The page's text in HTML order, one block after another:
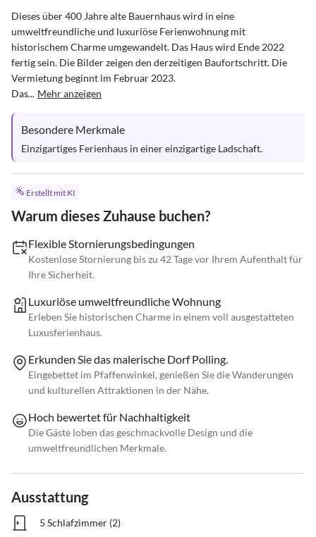
Dieses über 400 Jahre alte Bauernhaus wird in eine
umweltfreundliche und luxuriöse Ferienwohnung mit
historischem Charme umgewandelt. Das Haus wird Ende 2022
fertig sein. Die Bilder zeigen den derzeitigen Baufortschritt. Die
Vermietung beginnt im Februar 2023.
Das... Mehr anzeigen
Besondere Merkmale
Einzigartiges Ferienhaus in einer einzigartige Ladschaft.
Erstellt mit KI
Warum dieses Zuhause buchen?
Flexible Stornierungsbedingungen
Kostenlose Stornierung bis zu 42 Tage vor Ihrem Aufenthalt für
Ihre Sicherheit.
Luxuriöse umweltfreundliche Wohnung
Erleben Sie historischen Charme in einem voll ausgestatteten
Luxusferienhaus.
Erkunden Sie das malerische Dorf Polling.
Eingebettet im Pfaffenwinkel, genießen Sie die Wanderungen
und kulturellen Attraktionen in der Nähe.
Hoch bewertet für Nachhaltigkeit
Die Gäste loben das geschmackvolle Design und die
umweltfreundlichen Merkmale.
Ausstattung
5 Schlafzimmer (2)